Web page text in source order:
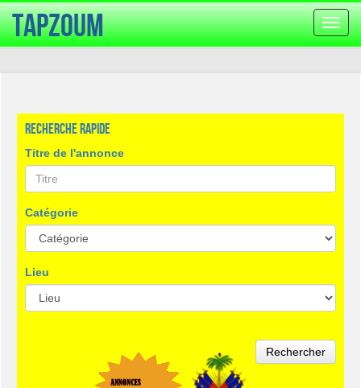
la
TapZoum
Recherche rapide
Titre de l'annonce
Catégorie
Lieu
Rechercher